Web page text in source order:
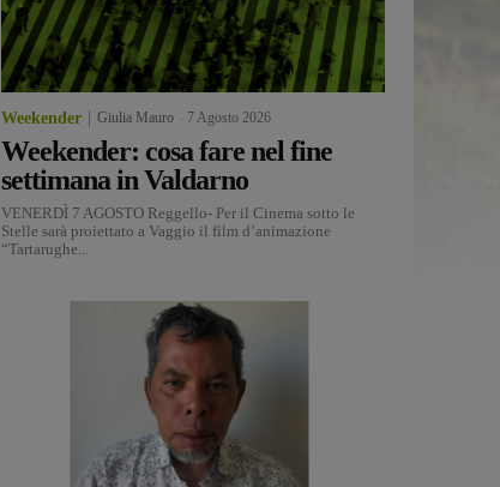
Weekender Giulia Mauro 7 Agosto 2026
Weekender: cosa fare nel fine
settimana in Valdarno
VENERDÌ 7 AGOSTO Reggello- Per il Cinema sotto le
Stelle sarà proiettato a Vaggio il film d’animazione
“Tartarughe...